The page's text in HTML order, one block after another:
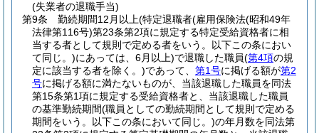
(失業者の退職手当)
第9条
勤続期間12月以上(特定退職者(雇用保険法(昭和49年
法律第116号)第23条第2項に規定する特定受給資格者に相
当する者として規則で定める者をいう。以下この条におい
て同じ。)にあっては、6月以上)で退職した職員(第4項の規
定に該当する者を除く。)であって、 第1号に掲げる額が第2
号に掲げる額に満たないものが、当該退職した職員を同法
第15条第1項に規定する受給資格者と、当該退職した職員
の基準勤続期間(職員としての勤続期間として規則で定める
期間をいう。以下この条において同じ。)の年月数を同法第